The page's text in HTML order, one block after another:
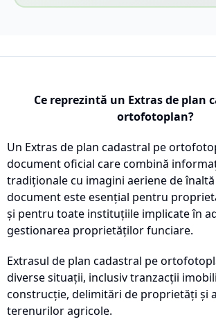
Ce reprezintă un Extras de plan
ortofotoplan?
Un Extras de plan cadastral pe
document oficial care combină
tradiționale cu imagini aeriene de
document este esențial pentru
și pentru toate instituțiile implicate în
gestionarea proprietăților funciare.
Extrasul de plan cadastral pe
diverse situații, inclusiv tranzacții
construcție, delimitări de proprietăți și
terenurilor agricole.